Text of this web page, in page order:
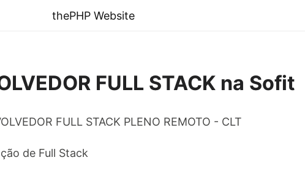
thePHP Website
FULL STACK na Sofit
FULL STACK PLENO REMOTO - CLT
de Full Stack